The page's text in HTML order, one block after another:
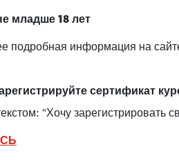
младше 18 лет
подробная информация на
сертификат
"Хочу зарегистрировать